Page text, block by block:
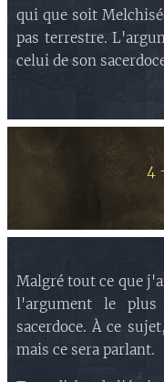
qui que soit
pas terrestre.
celui de son
4
Malgré tout ce que
l'argument le
sacerdoce. À ce
mais ce sera parlant.